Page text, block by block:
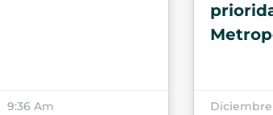
9:36 Am Diciembre